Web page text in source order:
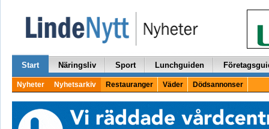
Start Näringsliv Sport Lunchguiden
Nyheter Nyhetsarkiv Restauranger Väder Dödsannonser